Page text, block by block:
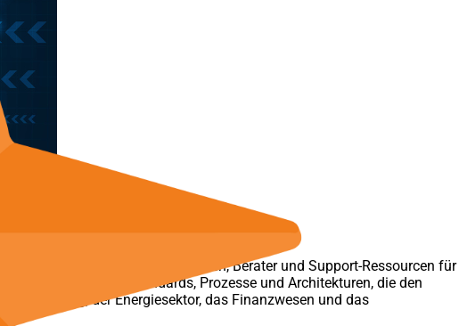
dass sie in Personalressourcen, Berater und Support-Ressourcen für
branchenerprobte Standards, Prozesse und Architekturen, die den
der Energiesektor, das Finanzwesen und das